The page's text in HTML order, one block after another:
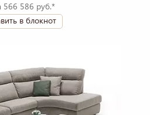
566 586 руб.*
в блокнот